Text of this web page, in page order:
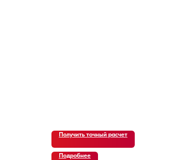
Получить точный расчет
Подробнее